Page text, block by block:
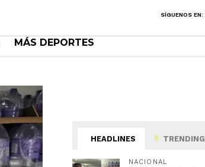
SÍGUENOS EN:
MÁS DEPORTES
HEADLINES TRENDING
NACIONAL